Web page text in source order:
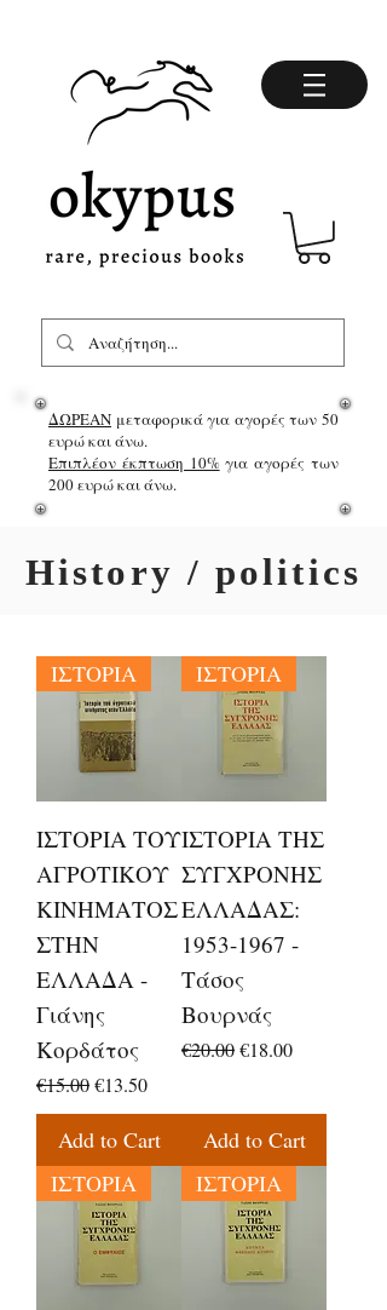
ΔΩΡΕΑΝ μεταφορικά για αγορές των 50
ευρώ και άνω.
Επιπλέον έκπτωση 10%για αγορές των
200 ευρώ και άνω.
History / politics
ΙΣΤΟΡΙΑ
ΙΣΤΟΡΙΑ ΤΟΥ
ΑΓΡΟΤΙΚΟΥ
ΚΙΝΗΜΑΤΟΣ
ΣΤΗΝ
ΕΛΛΑΔΑ -
Γιάνης
Κορδάτος
Regular Price
€15.00Sale Price
€13.50
Add to Cart
ΙΣΤΟΡΙΑ
ΙΣΤΟΡΙΑ ΤΗΣ
ΣΥΓΧΡΟΝΗΣ
ΕΛΛΑΔΑΣ:
1953-1967 -
Τάσος
Βουρνάς
Regular Price
€20.00Sale Price
€18.00
Add to Cart
ΙΣΤΟΡΙΑ
ΙΣΤΟΡΙΑ